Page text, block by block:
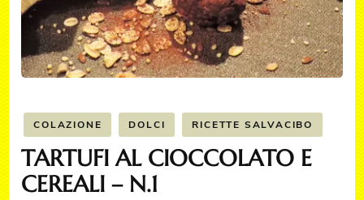
COLAZIONE DOLCI RICETTE SALVACIBO
TARTUFI AL CIOCCOLATO E
CEREALI – N.1